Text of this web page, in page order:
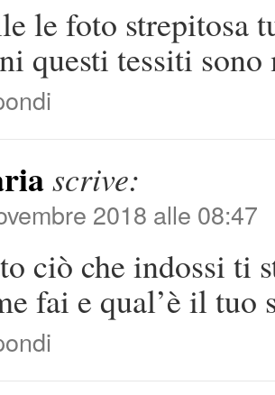
le foto strepitosa
questi tessiti sono
scrive:
2018 alle 08:47
ciò che indossi ti
fai e qual’è il tuo